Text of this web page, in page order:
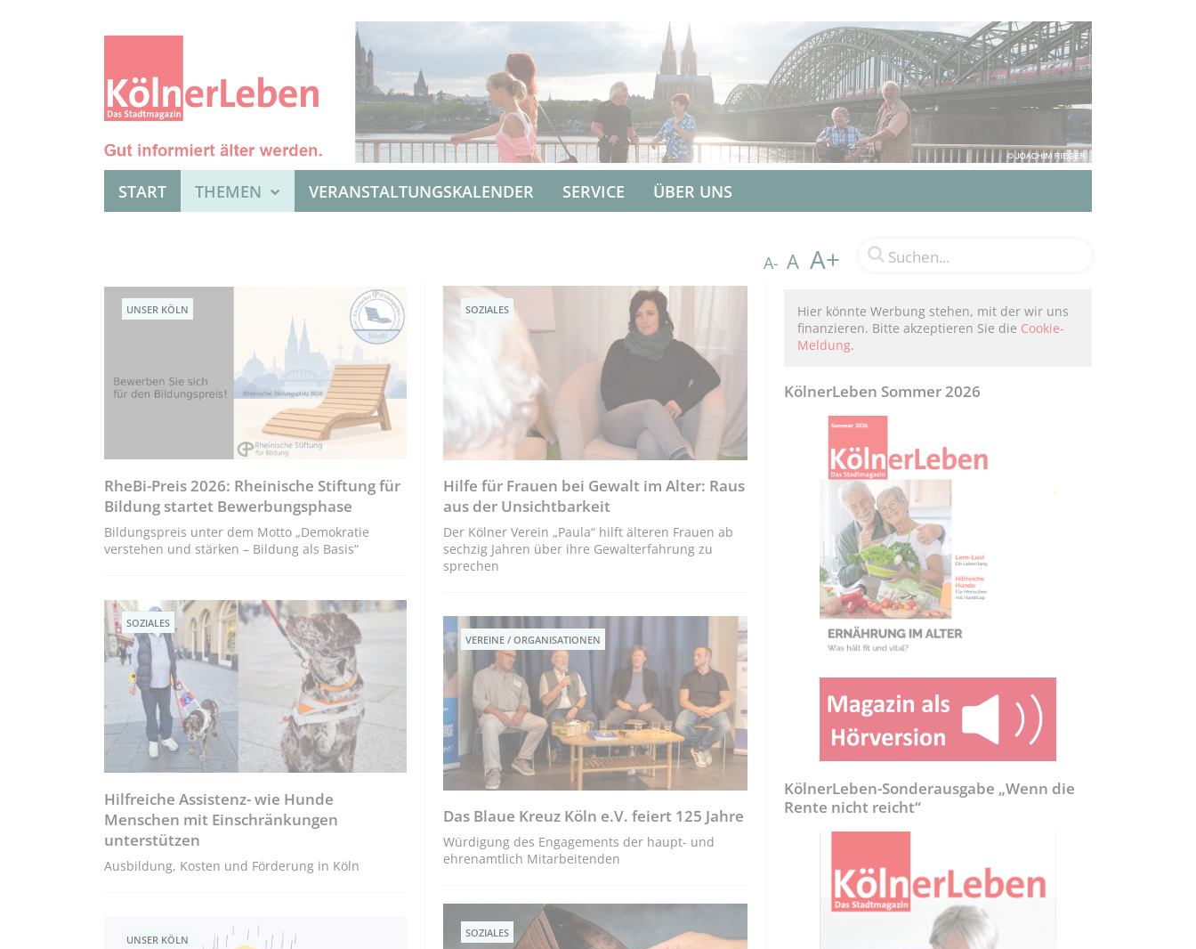
START THEMEN VERANSTALTUNGSKALENDER SERVICE ÜBER UNS
A- A A+
UNSER KÖLN
RheBi-Preis 2026: Rheinische Stiftung für
Bildung startet Bewerbungsphase
Bildungspreis unter dem Motto „Demokratie
verstehen und stärken – Bildung als Basis“
SOZIALES
Hilfreiche Assistenz- wie Hunde
Menschen mit Einschränkungen
unterstützen
Ausbildung, Kosten und Förderung in Köln
UNSER KÖLN
SOZIALES
Hilfe für Frauen bei Gewalt im Alter: Raus
aus der Unsichtbarkeit
Der Kölner Verein „Paula“ hilft älteren Frauen ab
sechzig Jahren über ihre Gewalterfahrung zu
sprechen
VEREINE / ORGANISATIONEN
Das Blaue Kreuz Köln e.V. feiert 125 Jahre
Würdigung des Engagements der haupt- und
ehrenamtlich Mitarbeitenden
SOZIALES
Hier könnte Werbung stehen, mit der wir uns
finanzieren. Bitte akzeptieren Sie die Cookie-
Meldung.
KölnerLeben Sommer 2026
KölnerLeben-Sonderausgabe „Wenn die
Rente nicht reicht“